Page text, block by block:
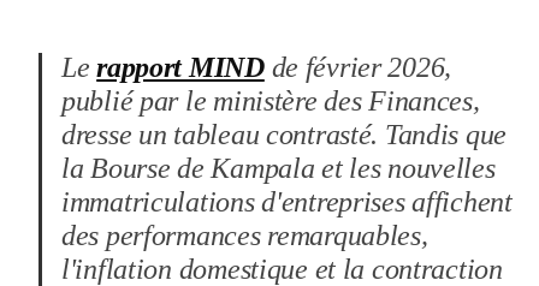
Lerapport MINDde février 2026,
publié par le ministère des Finances,
dresse un tableau contrasté. Tandis que
la Bourse de Kampala et les nouvelles
immatriculations d'entreprises affichent
des performances remarquables,
l'inflation domestique et la contraction